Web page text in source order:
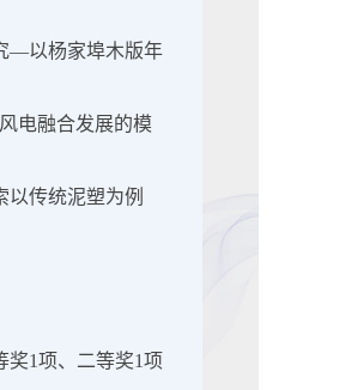
—以杨家埠木版年
电融合发展的模
传统泥塑为例
奖1项、二等奖1项